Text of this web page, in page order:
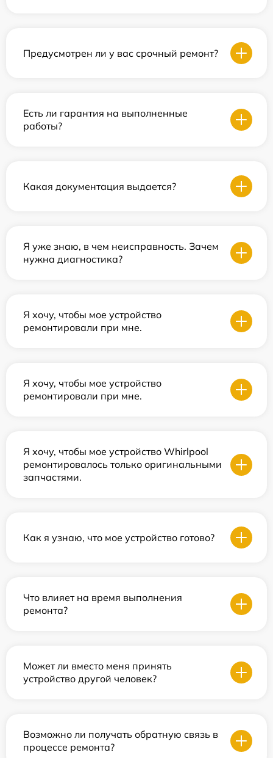
Предусмотрен ли у вас срочный ремонт?
Есть ли гарантия на выполненные
работы?
Какая документация выдается?
Я уже знаю, в чем неисправность. Зачем
нужна диагностика?
Я хочу, чтобы мое устройство
ремонтировали при мне.
Я хочу, чтобы мое устройство
ремонтировали при мне.
Я хочу, чтобы мое устройство Whirlpool
ремонтировалось только оригинальными
запчастями.
Как я узнаю, что мое устройство готово?
Что влияет на время выполнения
ремонта?
Может ли вместо меня принять
устройство другой человек?
Возможно ли получать обратную связь в
процессе ремонта?